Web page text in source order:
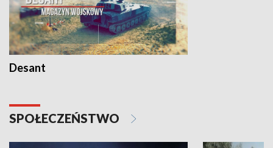
Desant
SPOŁECZEŃSTWO